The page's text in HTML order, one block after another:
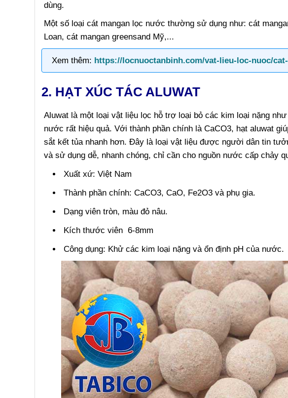
dùng.
Một số loại cát mangan lọc nước thường sử dụng như: cát
Loan, cát mangan greensand Mỹ,...
Xem thêm: https://locnuoctanbinh.com/vat-lieu-loc-nuoc/
2. HẠT XÚC TÁC ALUWAT
Aluwat là một loại vật liệu lọc hỗ trợ loại bỏ các kim loại nặng
nước rất hiệu quả. Với thành phần chính là CaCO3, hạt aluwat
sắt kết tủa nhanh hơn. Đây là loại vật liệu được người dân tin
và sử dụng dễ, nhanh chóng, chỉ cần cho nguồn nước cấp chảy
Xuất xứ: Việt Nam
Thành phần chính: CaCO3, CaO, Fe2O3 và phụ gia.
Dạng viên tròn, màu đỏ nâu.
Kích thước viên 6-8mm
Công dụng: Khử các kim loại nặng và ổn định pH của nước.